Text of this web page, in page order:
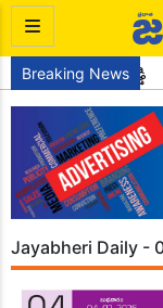
Breaking News
చాడ కొండాల్ రెడ్డి
Jayabheri Daily -